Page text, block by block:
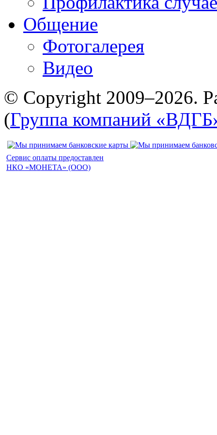
Общение
Фотогалерея
Видео
© Copyright 2009–2026.
(Группа компаний
Сервис оплаты предоставлен
НКО «МОНЕТА» (ООО)